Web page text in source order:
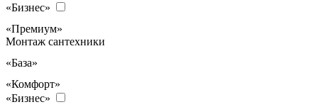
«Бизнес»
«Премиум»
Монтаж сантехники
«База»
«Комфорт»
«Бизнес»